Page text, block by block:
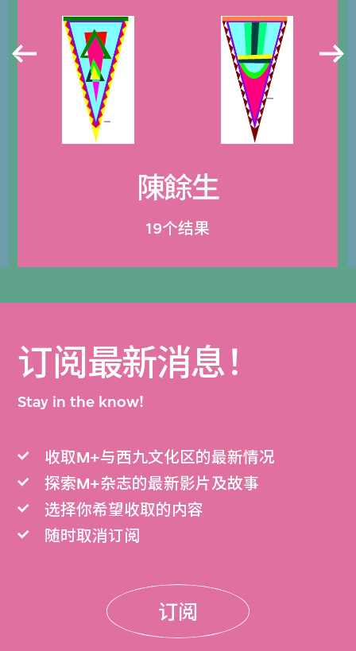
陳餘生
19个结果
订阅最新消息！
Stay in the know!
收取M+与西九文化区的最新情况
探索M+杂志的最新影片及故事
选择你希望收取的内容
随时取消订阅
订阅